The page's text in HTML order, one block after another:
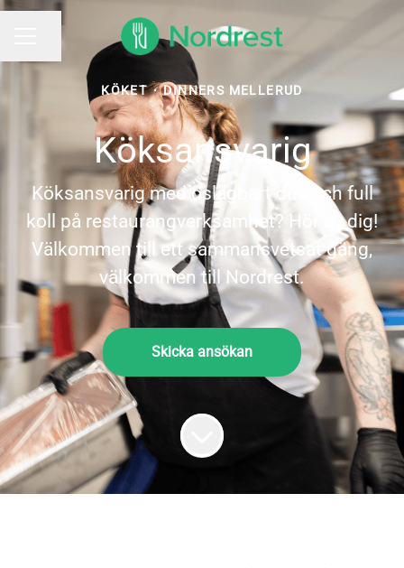
KARRIÄRMENY
KÖKET · DINNERS MELLERUD
Köksansvarig
Köksansvarig med oslagbart driv och full
koll på restaurangverksamhet? Hör av dig!
Välkommen till ett sammansvetsat gäng,
välkommen till Nordrest.
Skicka ansökan